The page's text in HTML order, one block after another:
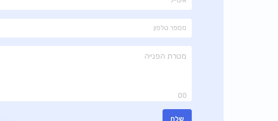
00
שלח